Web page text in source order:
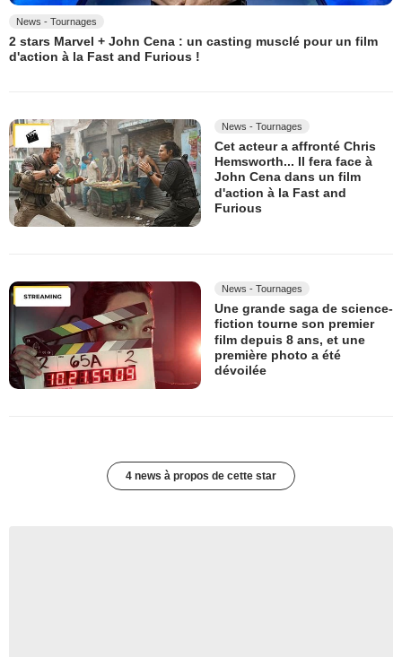
News - Tournages
2 stars Marvel + John Cena : un casting musclé pour un film
d'action à la Fast and Furious !
News - Tournages
Cet acteur a affronté Chris
Hemsworth... Il fera face à
John Cena dans un film
d'action à la Fast and
Furious
News - Tournages
Une grande saga de science-
fiction tourne son premier
film depuis 8 ans, et une
première photo a été
dévoilée
4 news à propos de cette star